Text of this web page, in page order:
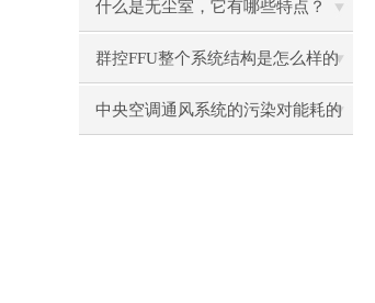
什么是无尘室，它有哪些特点？
群控FFU整个系统结构是怎么样的
呢？
中央空调通风系统的污染对能耗的